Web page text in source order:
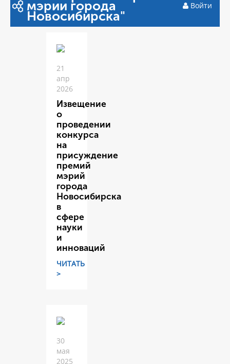
мэрии города
Новосибирска"
Войти
21
апр
2026
Извещение
о
проведении
конкурса
на
присуждение
премий
мэрий
города
Новосибирска
в
сфере
науки
и
инноваций
ЧИТАТЬ
>
30
мая
2025